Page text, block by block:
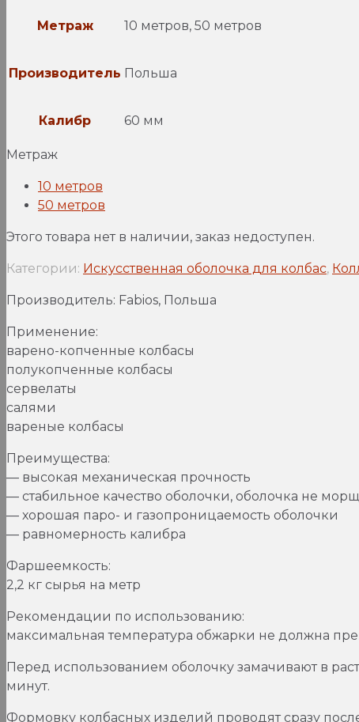
Метраж 10 метров, 50 метров
Производитель Польша
Калибр 60 мм
Метраж
10 метров
50 метров
Этого товара нет в наличии, заказ недоступен.
Категории: Искусственная оболочка для колбас,
Производитель: Fabios, Польша
Применение:
варено-копченные колбасы
полукопченные колбасы
сервелаты
салями
вареные колбасы
Преимущества:
— высокая механическая прочность
— стабильное качество оболочки, оболочка не
— хорошая паро- и газопроницаемость оболочки
— равномерность калибра
Фаршеемкость:
2,2 кг сырья на метр
Рекомендации по использованию:
максимальная температура обжарки не должна
Перед использованием оболочку замачивают в
минут.
Формовку колбасных изделий проводят сразу